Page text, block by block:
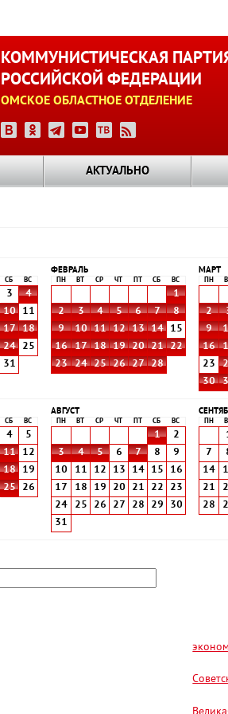
КОММУНИСТИЧЕСКАЯ
РОССИЙСКОЙ ФЕДЕРАЦИИ
ОМСКОЕ ОБЛАСТНОЕ ОТДЕЛЕНИЕ
АКТУАЛЬНО
СБ ВС
3
4
10
11
17
18
24
25
31
ФЕВРАЛЬ
ПН ВТ СР ЧТ СБ ВС
1
2
3 4 5 6 7
8
9
10 11 12 13 14
15
16
17 18 19 20 21
22
23
24 25 26 27 28
МАРТ
ПН
2
9
16
23
30
СБ ВС
4
5
11
12
18
19
25
26
АВГУСТ
ПН ВТ СР ЧТ СБ ВС
1
2
3
4 5 6 7 8
9
10
11 12 13 14 15
16
17
18 19 20 21 22
23
24
25 26 27 28 29
30
31
ПН
7
14
21
28